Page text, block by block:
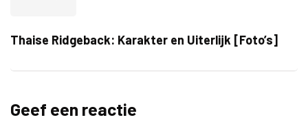
Thaise Ridgeback: Karakter en Uiterlijk [Foto’s]
Geef een reactie